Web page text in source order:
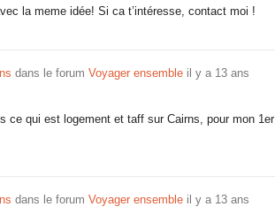
la meme idée! Si ca t’intéresse, contact moi !
dans le forum Voyager ensemble il y a 13 ans
ce qui est logement et taff sur Cairns, pour mon 1er
dans le forum Voyager ensemble il y a 13 ans